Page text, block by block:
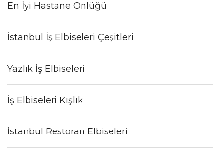
En İyi Hastane Önlüğü
İstanbul İş Elbiseleri Çeşitleri
Yazlık İş Elbiseleri
İş Elbiseleri Kışlık
İstanbul Restoran Elbiseleri